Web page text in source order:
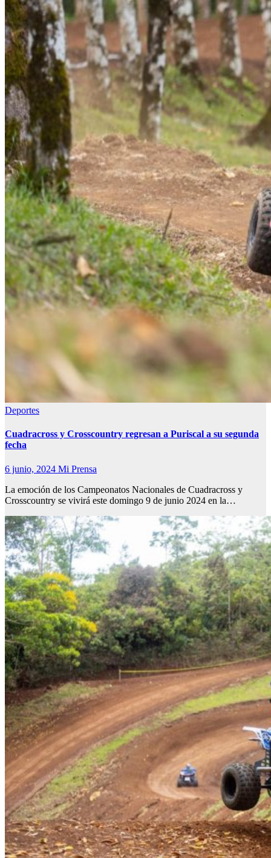
Deportes
Cuadracross y Crosscountry regresan a Puriscal a su segunda
fecha
6 junio, 2024 Mi Prensa
La emoción de los Campeonatos Nacionales de Cuadracross y
Crosscountry se vivirá este domingo 9 de junio 2024 en la…